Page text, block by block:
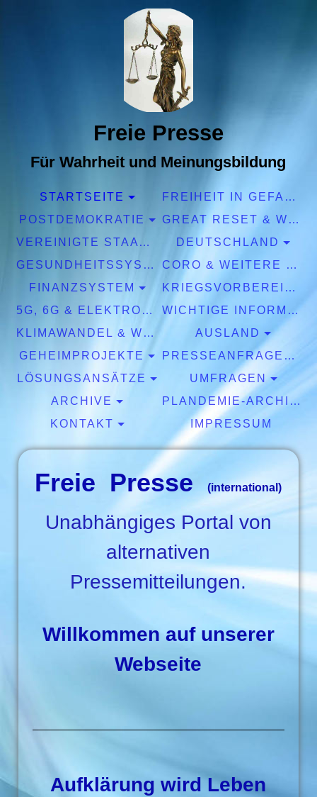
Freie Presse
Für Wahrheit und Meinungsbildung
STARTSEITE
FREIHEIT IN GEFAHR
POSTDEMOKRATIE
GREAT RESET & WEF
VEREINIGTE STAATEN EUROPA
DEUTSCHLAND
GESUNDHEITSSYSTEM
CORO & WEITERE PANDEMIEN
FINANZSYSTEM
KRIEGSVORBEREITUNGEN
5G, 6G & ELEKTROSMOG
WICHTIGE INFORMATIONEN
KLIMAWANDEL & WETTER
AUSLAND
GEHEIMPROJEKTE
PRESSEANFRAGEN & EXPERTISEN
LÖSUNGSANSÄTZE
UMFRAGEN
ARCHIVE
PLANDEMIE-ARCHIV
KONTAKT
IMPRESSUM
Freie Presse(international)
Unabhängiges Portal von
alternativen
Pressemitteilungen.
Willkommen auf unserer
Webseite
Aufklärung wird Leben